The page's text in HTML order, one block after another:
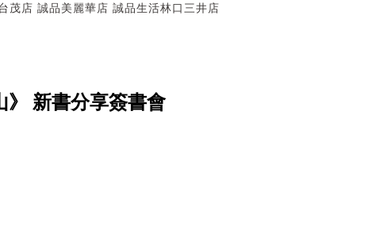
茂店 誠品美麗華店 誠品生活林口三井店
》 新書分享簽書會